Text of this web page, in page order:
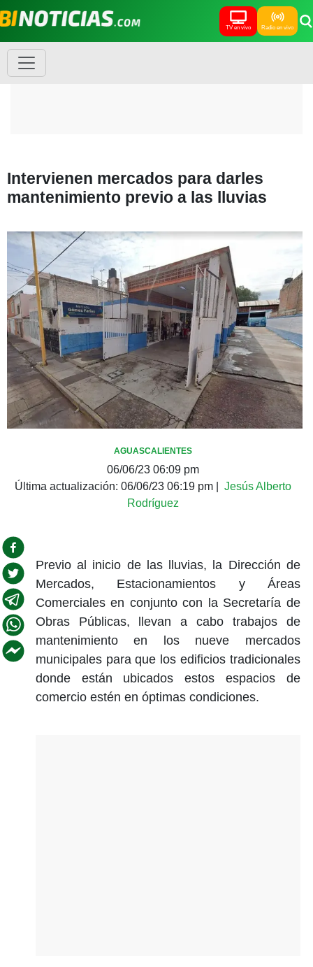
TV en vivo Radio en vivo
Intervienen mercados para darles
mantenimiento previo a las lluvias
AGUASCALIENTES
06/06/23 06:09 pm
Última actualización: 06/06/23 06:19 pm
Jesús Alberto
Rodríguez
Previo al inicio de las lluvias, la Dirección de
Mercados, Estacionamientos y Áreas
Comerciales en conjunto con la Secretaría de
Obras Públicas, llevan a cabo trabajos de
mantenimiento en los nueve mercados
municipales para que los edificios tradicionales
donde están ubicados estos espacios de
comercio estén en óptimas condiciones.